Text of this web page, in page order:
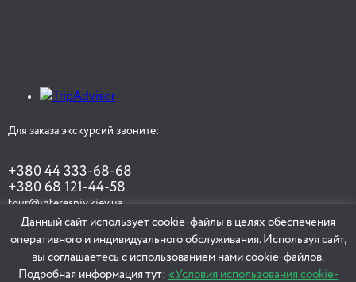
Для заказа экскурсий звоните:
+380 44 333-68-68
+380 68 121-44-58
tour@interesniy.kiev.ua
ЗАКАЗАТЬ ЭКСКУРСИЮ
Данный сайт использует cookie-файлы в целях обеспечения
оперативного и индивидуального обслуживания. Используя сайт,
вы соглашаетесь с использованием нами cookie-файлов.
Подробная информация тут: «Условия использования cookie-